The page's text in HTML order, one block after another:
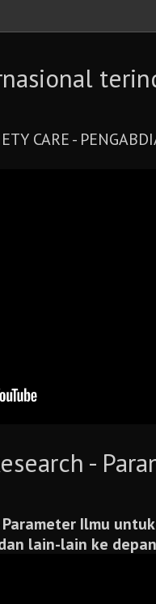
CARE -
-
Parameter Ilmu
lain-lain ke depan